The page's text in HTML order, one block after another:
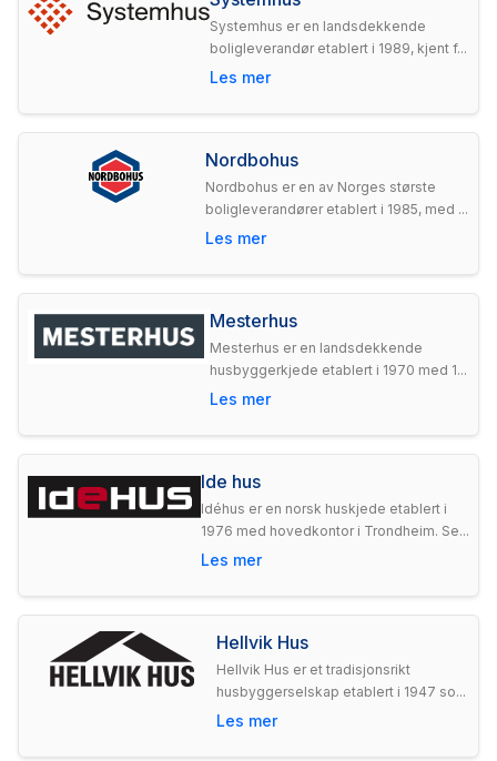
Systemhus er en landsdekkende
boligleverandør etablert i 1989, kjent f...
Les mer
Nordbohus
Nordbohus er en av Norges største
boligleverandører etablert i 1985, med ...
Les mer
Mesterhus
Mesterhus er en landsdekkende
husbyggerkjede etablert i 1970 med 1...
Les mer
Ide hus
Idéhus er en norsk huskjede etablert i
1976 med hovedkontor i Trondheim. Se...
Les mer
Hellvik Hus
Hellvik Hus er et tradisjonsrikt
husbyggerselskap etablert i 1947 so...
Les mer